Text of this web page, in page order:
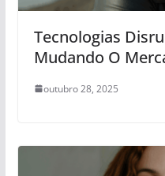
Tecnologias
Mudando O
outubro 28, 2025